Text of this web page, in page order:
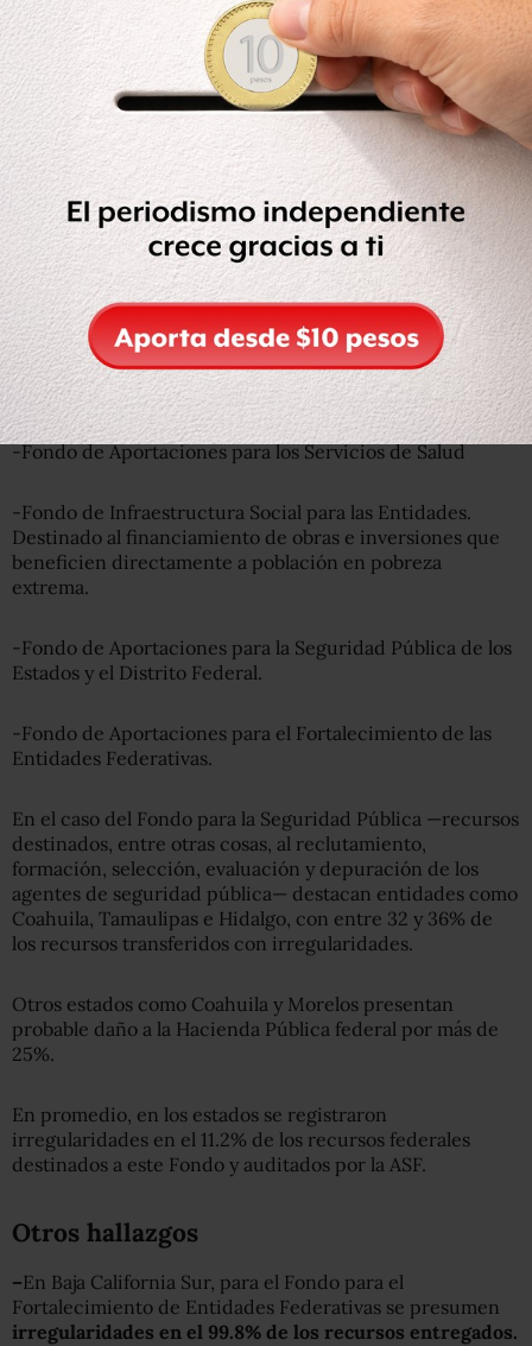
más desvíos
En este ejercicio, Animal Políticorevisó las auditorías a la
Cuenta Pública 2014 de siete fondos del Ramo 33:
-Fondo de Aportaciones para la Educación Básica y
Normal. FAEB. (Que en 2015 se convirtió en el Fondo de
Aportaciones para la Nómina Educativa y Gasto
Operativo).
-Fondo de Aportaciones Múltiples. Destinado a
construcción de espacios educativos.
-Fondo de Aportaciones para la Educación Tecnológica y
de Adultos.
-Fondo de Aportaciones para los Servicios de Salud
-Fondo de Infraestructura Social para las Entidades.
Destinado al financiamiento de obras e inversiones que
beneficien directamente a población en pobreza
extrema.
-Fondo de Aportaciones para la Seguridad Pública de los
Estados y el Distrito Federal.
-Fondo de Aportaciones para el Fortalecimiento de las
Entidades Federativas.
En el caso del Fondo para la Seguridad Pública —recursos
destinados, entre otras cosas, al reclutamiento,
formación, selección, evaluación y depuración de los
agentes de seguridad pública— destacan entidades como
Coahuila, Tamaulipas e Hidalgo, con entre 32 y 36% de
los recursos transferidos con irregularidades.
Otros estados como Coahuila y Morelos presentan
probable daño a la Hacienda Pública federal por más de
25%.
En promedio, en los estados se registraron
irregularidades en el 11.2% de los recursos federales
destinados a este Fondo y auditados por la ASF.
Otros hallazgos
–En Baja California Sur, para el Fondo para el
Fortalecimiento de Entidades Federativas se presumen
irregularidades en el 99.8% de los recursos entregados.